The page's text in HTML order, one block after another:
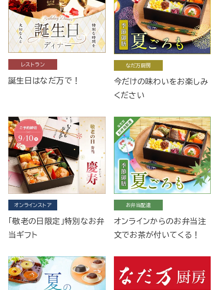
レストラン
誕生日はなだ万で！
なだ万厨房
今だけの味わいをお楽しみ
ください
オンラインストア
「敬老の日限定」特別なお弁
当ギフト
お弁当配達
オンラインからのお弁当注
文でお茶が付いてくる！